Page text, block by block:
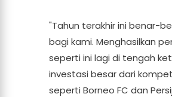
"Tahun terakhir ini benar-
bagi kami. Menghasilkan
seperti ini lagi di tengah
investasi besar dari
seperti Borneo FC dan